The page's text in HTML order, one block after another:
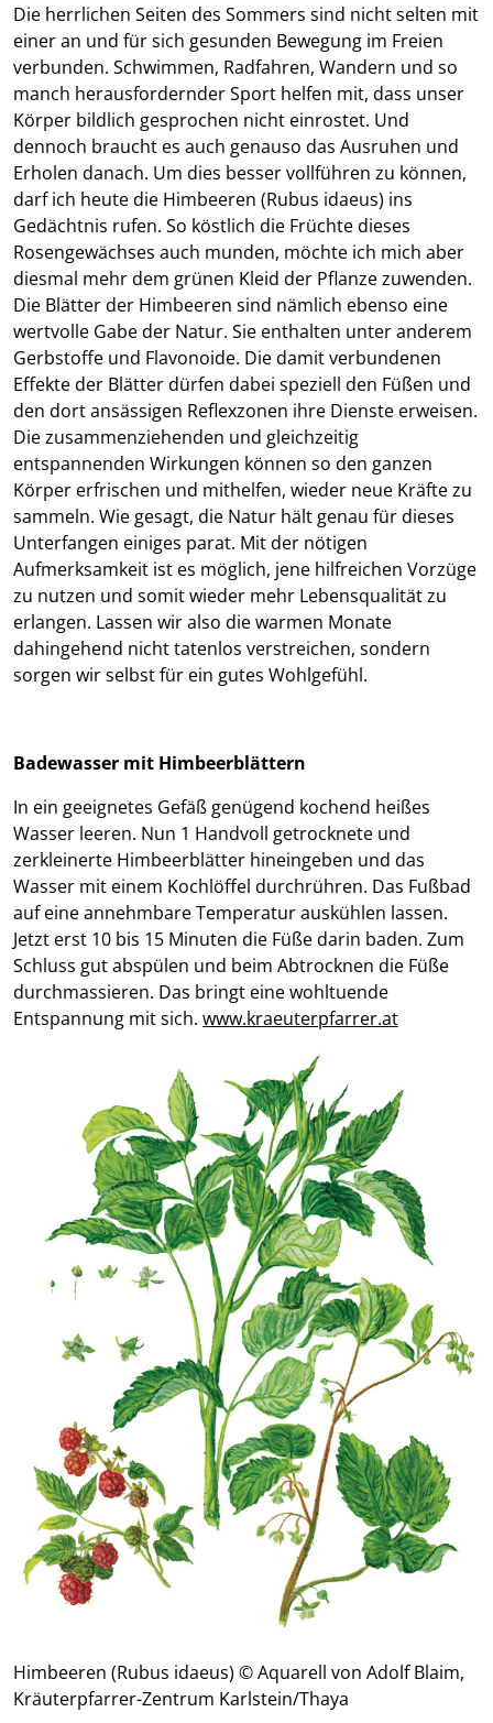
Die herrlichen Seiten des Sommers sind nicht selten mit
einer an und für sich gesunden Bewegung im Freien
verbunden. Schwimmen, Radfahren, Wandern und so
manch herausfordernder Sport helfen mit, dass unser
Körper bildlich gesprochen nicht einrostet. Und
dennoch braucht es auch genauso das Ausruhen und
Erholen danach. Um dies besser vollführen zu können,
darf ich heute die Himbeeren (Rubus idaeus) ins
Gedächtnis rufen. So köstlich die Früchte dieses
Rosengewächses auch munden, möchte ich mich aber
diesmal mehr dem grünen Kleid der Pflanze zuwenden.
Die Blätter der Himbeeren sind nämlich ebenso eine
wertvolle Gabe der Natur. Sie enthalten unter anderem
Gerbstoffe und Flavonoide. Die damit verbundenen
Effekte der Blätter dürfen dabei speziell den Füßen und
den dort ansässigen Reflexzonen ihre Dienste erweisen.
Die zusammenziehenden und gleichzeitig
entspannenden Wirkungen können so den ganzen
Körper erfrischen und mithelfen, wieder neue Kräfte zu
sammeln. Wie gesagt, die Natur hält genau für dieses
Unterfangen einiges parat. Mit der nötigen
Aufmerksamkeit ist es möglich, jene hilfreichen Vorzüge
zu nutzen und somit wieder mehr Lebensqualität zu
erlangen. Lassen wir also die warmen Monate
dahingehend nicht tatenlos verstreichen, sondern
sorgen wir selbst für ein gutes Wohlgefühl.
Badewasser mit Himbeerblättern
In ein geeignetes Gefäß genügend kochend heißes
Wasser leeren. Nun 1 Handvoll getrocknete und
zerkleinerte Himbeerblätter hineingeben und das
Wasser mit einem Kochlöffel durchrühren. Das Fußbad
auf eine annehmbare Temperatur auskühlen lassen.
Jetzt erst 10 bis 15 Minuten die Füße darin baden. Zum
Schluss gut abspülen und beim Abtrocknen die Füße
durchmassieren. Das bringt eine wohltuende
Entspannung mit sich. www.kraeuterpfarrer.at
Himbeeren (Rubus idaeus) © Aquarell von Adolf Blaim,
Kräuterpfarrer-Zentrum Karlstein/Thaya